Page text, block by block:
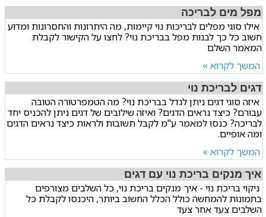
מפל מים לבריכה
אילו סוגי מפלים לבריכות נוי קיימות, מה היתרונות והחסרונות ומדוע
חשוב כל כך לבנות מפל בבריכת נוי? לחצו על הקישור לקבלת
המאמר השלם
המשך לקרוא »
דגים לבריכת נוי
איזה סוגי דגים ניתן לגדל בבריכת נוי? מה הטמפרטורה הטובה
עבורם? כיצד נראים הדגים? ואיזה שילובים של דגים ניתן להכניס יחד
לבריכה? כנסו למאמר ע"מ לקבל תשובות ולראות כיצד נראים הדגים
ומה אופיים.
המשך לקרוא »
איך מנקים בריכת נוי עם דגים
ניקוי בריכת נוי - איך מנקים בריכת נוי, כל השלבים מצורפים
בתמונות להמחשה כולל הכלל החשוב ביותר, היכנסו לקבלת כל
השלבים צעד אחר צעד